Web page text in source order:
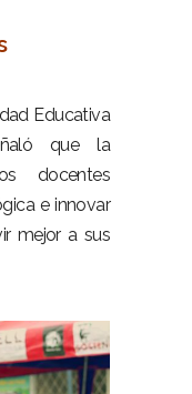
Educativa
que la
docentes
e innovar
mejor a sus